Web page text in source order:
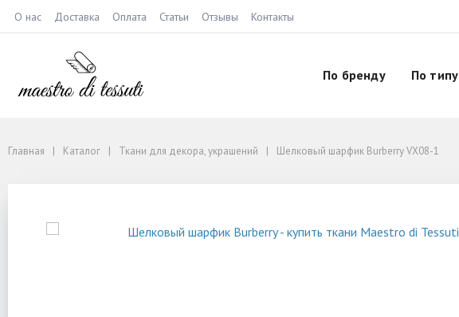
О нас Доставка Оплата Статьи Отзывы Контакты
По бренду По типу
Главная Каталог Ткани для декора, украшений Шелковый шарфик Burberry VX08-1